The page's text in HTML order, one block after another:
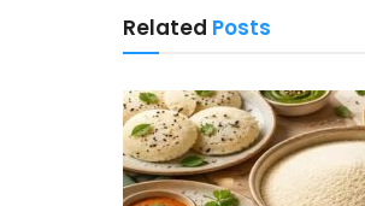
Related Posts